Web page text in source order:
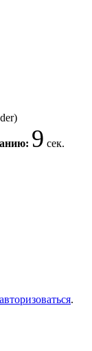
9 сек.
авторизоваться.